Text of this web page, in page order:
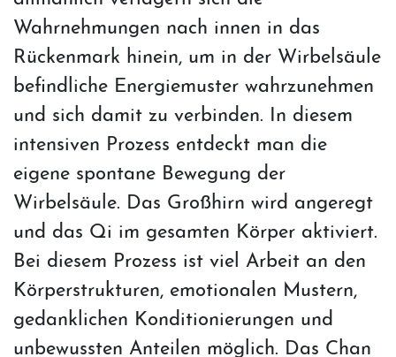
Wahrnehmungen nach innen in das
Rückenmark hinein, um in der Wirbelsäule
befindliche Energiemuster wahrzunehmen
und sich damit zu verbinden. In diesem
intensiven Prozess entdeckt man die
eigene spontane Bewegung der
Wirbelsäule. Das Großhirn wird angeregt
und das Qi im gesamten Körper aktiviert.
Bei diesem Prozess ist viel Arbeit an den
Körperstrukturen, emotionalen Mustern,
gedanklichen Konditionierungen und
unbewussten Anteilen möglich. Das Chan